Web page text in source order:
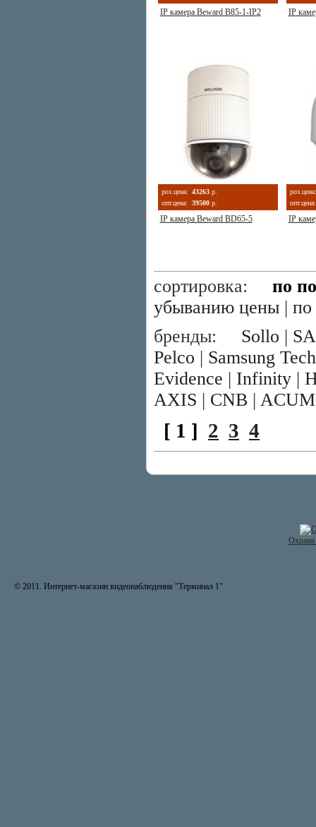
IP камера Beward B85-1-IP2 IP
роз.цена: 43263 р.
опт.цена:
39500 р.
IP камера Beward BD65-5
роз.цена:
опт.цена:
IP
сортировка: по
убыванию цены |
бренды: Sollo |
Pelco | Samsung
Evidence | Infinity |
AXIS | CNB |
[ 1 ] 2 3 4
© 2011. Интернет-магазин видеонаблюдения "Терминал 1"